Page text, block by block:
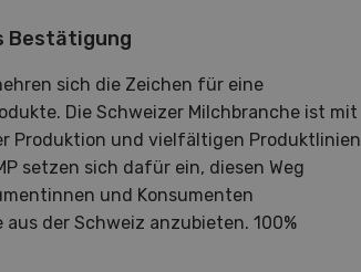
Bestätigung
sich die Zeichen für eine
Die Schweizer Milchbranche ist mit
Produktion und vielfältigen Produktlinien
setzen sich dafür ein, diesen Weg
und Konsumenten
der Schweiz anzubieten. 100%
NOV DEZ